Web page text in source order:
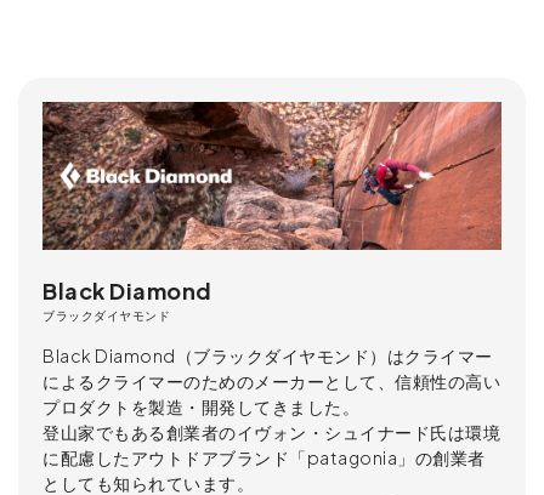
Black Diamond
ブラックダイヤモンド
Black Diamond（ブラックダイヤモンド）はクライマー
によるクライマーのためのメーカーとして、信頼性の高い
プロダクトを製造・開発してきました。
登山家でもある創業者のイヴォン・シュイナード氏は環境
に配慮したアウトドアブランド「patagonia」の創業者
としても知られています。